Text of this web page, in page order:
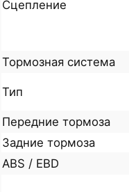
Сцепление
Тормозная система
Тип
Передние тормоза
Задние тормоза
ABS / EBD